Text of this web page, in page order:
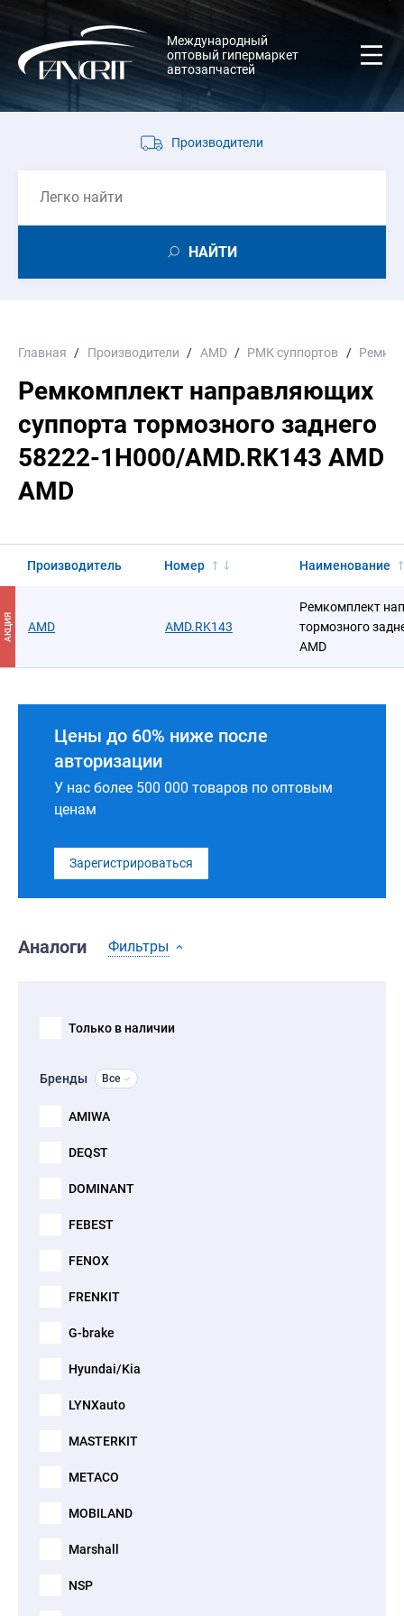
Международный
оптовый гипермаркет
автозапчастей
Производители
НАЙТИ
Главная Производители AMD РМК суппортов
Ремкомплект направляющих
суппорта тормозного заднего
58222-1H000/AMD.RK143 AMD
AMD
Производитель Номер Наименование
АКЦИЯ AMD AMD.RK143
Ремкомплект
тормозного
AMD
Цены до 60% ниже после
авторизации
У нас более 500 000 товаров по оптовым
ценам
Зарегистрироваться
Аналоги Фильтры
Только в наличии
Бренды Все
AMIWA
DEQST
DOMINANT
FEBEST
FENOX
FRENKIT
G-brake
Hyundai/Kia
LYNXauto
MASTERKIT
METACO
MOBILAND
Marshall
NSP